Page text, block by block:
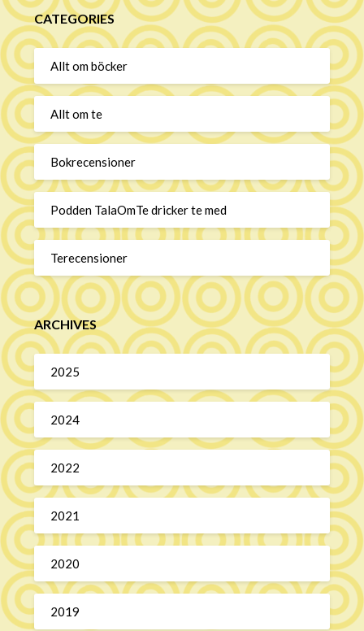
CATEGORIES
Allt om böcker
Allt om te
Bokrecensioner
Podden TalaOmTe dricker te med
Terecensioner
ARCHIVES
2025
2024
2022
2021
2020
2019